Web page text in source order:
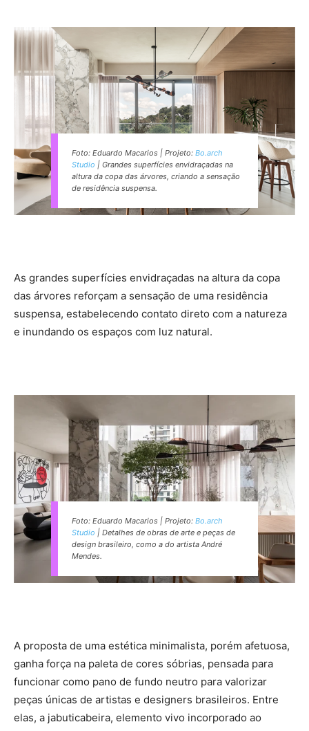
Foto: Eduardo Macarios | Projeto: Bo.arch
Studio | Grandes superfícies envidraçadas na
altura da copa das árvores, criando a sensação
de residência suspensa.
As grandes superfícies envidraçadas na altura da copa
das árvores reforçam a sensação de uma residência
suspensa, estabelecendo contato direto com a natureza
e inundando os espaços com luz natural.
Foto: Eduardo Macarios | Projeto: Bo.arch
Studio | Detalhes de obras de arte e peças de
design brasileiro, como a do artista André
Mendes.
A proposta de uma estética minimalista, porém afetuosa,
ganha força na paleta de cores sóbrias, pensada para
funcionar como pano de fundo neutro para valorizar
peças únicas de artistas e designers brasileiros. Entre
elas, a jabuticabeira, elemento vivo incorporado ao